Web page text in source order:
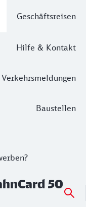
Geschäftsreisen
Hilfe & Kontakt
Verkehrsmeldungen
Baustellen
50